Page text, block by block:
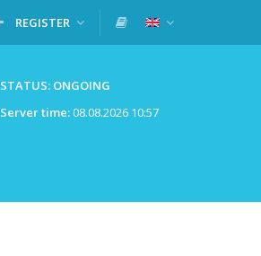
REGISTER
STATUS: ONGOING
Server time:08.08.2026 10:57